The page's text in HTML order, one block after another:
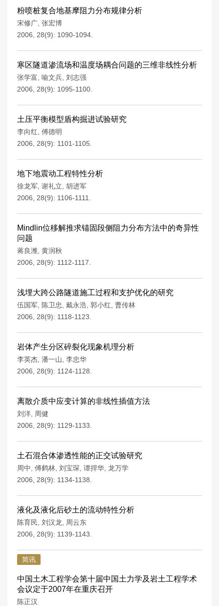
粉喷桩复合地基摩阻力分布规律分析
宋修广 张宏博
2006, 28(9): 1090-1094.
寒区隧道渗流场和温度场耦合问题的三维非线性分析
张学富 喻文兵 刘志强
2006, 28(9): 1095-1100.
土压平衡模型盾构掘进试验研究
李向红 傅德明
2006, 28(9): 1101-1105.
地下地震动工程特性分析
徐龙军 谢礼立 胡进军
2006, 28(9): 1106-1111.
Mindlin位移解推求锚固段侧阻力分布方法中的奇异性
问题
蒋良潍 黄润秋
2006, 28(9): 1112-1117.
浅埋大跨公路隧道施工过程和支护优化的研究
伍国军 陈卫忠 戴永浩 郭小红 曹传林
2006, 28(9): 1118-1123.
岩体产生分区碎裂化现象机理分析
李英杰 潘一山 李忠华
2006, 28(9): 1124-1128.
离散介质中应变计算的非线性插值方法
刘洋
周健
2006, 28(9): 1129-1133.
土石混合体渗透性能的正交试验研究
周中 傅鹤林 刘宝琛 谭捍华 龙万学
2006, 28(9): 1134-1138.
液化及液化后砂土的流动特性分析
陈育民 刘汉龙
周云东
2006, 28(9): 1139-1143.
简讯
中国土木工程学会第十届中国土力学及岩土工程学术
会议定于2007年在重庆召开
陈正汉